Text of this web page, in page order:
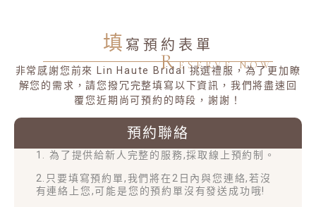
填 寫預約表單
RESERVE NOW
非常感謝您前來 Lin Haute Bridal 挑選禮服，為了更加瞭
解您的需求，請您撥冗完整填寫以下資訊，我們將盡速回
覆您近期尚可預約的時段，謝謝！
預約聯絡
1. 為了提供給新人完整的服務,採取線上預約制。
2.只要填寫預約單,我們將在2日內與您連絡,若沒
有連絡上您,可能是您的預約單沒有發送成功哦!